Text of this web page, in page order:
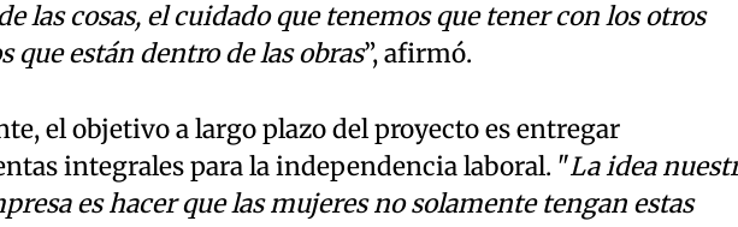
las cosas, el cuidado que tenemos que tener con los otros
que están dentro de las obras”, afirmó.
el objetivo a largo plazo del proyecto es entregar
integrales para la independencia laboral. "La idea
es hacer que las mujeres no solamente tengan estas